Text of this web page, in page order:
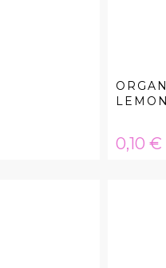
Hinta
0,10 €